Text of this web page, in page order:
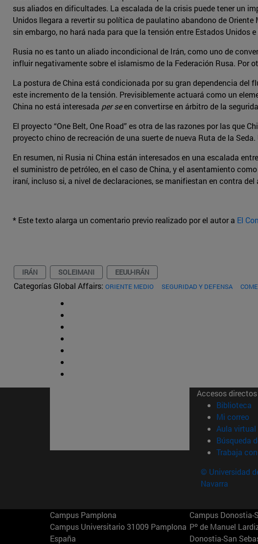
sus aliados en dificultades. La escalada de la crisis puede tener un
Unidos llegara a revertir su política de paulatino abandono de
sin embargo, no hará nada para que la tensión entre Estados Unidos
Rusia no es tanto un aliado incondicional de Irán, como uno de
influir negativamente sobre el islamismo de la Federación Rusa. Por
La postura de China está condicionada por su gran dependencia del
este incremento de la tensión. Previsiblemente actuará como un
China no está interesada per seen convertirse en árbitro de la
El proyecto “One Belt, One Road” es otra de las razones por las que
proyecto chino de recreación de una suerte de nueva Ruta de la
En resumen, ni Rusia ni China están interesados en una escalada
el suministro de petróleo, en el caso de China, y el asentamiento
iraní, incluso si, a nivel de declaraciones, se manifiestan en contra del
* Este texto alarga un comentario previo realizado por el autor a El
IRÁN SOLEIMANI EEUU-IRÁN
Categorías Global Affairs: ORIENTE MEDIO SEGURIDAD Y DEFENSA
Accesos directos
Biblioteca
Mi correo
Aula virtual
Búsqueda
Trabaja
© Universidad
Navarra
Campus Pamplona
Campus Universitario 31009 Pamplona
España
Campus Donostia-
Pº de Manuel
Donostia-San